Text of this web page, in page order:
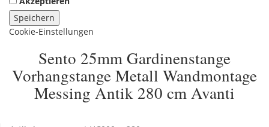
Speichern
Cookie-Einstellungen
Sento 25mm Gardinenstange
Vorhangstange Metall Wandmontage
Messing Antik 280 cm Avanti